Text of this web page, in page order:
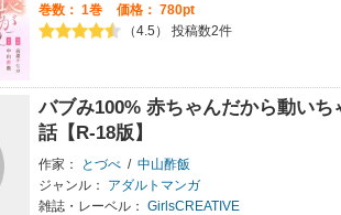
巻数： 1巻
価格： 780pt
（4.5） 投稿数2件
バブみ100% 赤ちゃんだから動い
話【R-18版】
作家： とづべ / 中山酢飯
ジャンル：
アダルトマンガ
雑誌・レーベル： GirlsCREATIVE